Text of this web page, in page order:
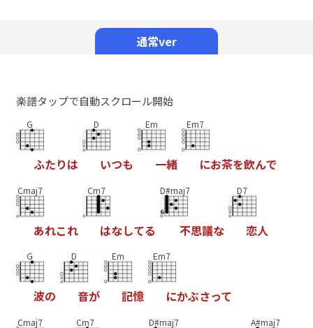
通常ver
楽譜タップで自動スクロール開始
G
ふたりは
D
いつも
Em
一緒
Em7
にお茶を飲んで
Cmaj7
あれこれ
Cm7
はなしてる
D#maj7
不思議な
D7
恋人
G
波の
D
音が
Em
記憶
Em7
にかぶさって
Cmaj7 Cm7 D#maj7 A#maj7